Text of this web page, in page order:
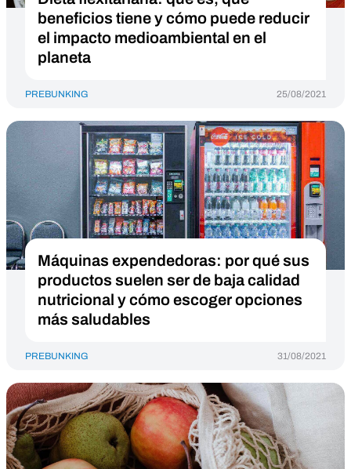
beneficios tiene y cómo puede reducir
el impacto medioambiental en el
planeta
PREBUNKING 25/08/2021
Máquinas expendedoras: por qué sus
productos suelen ser de baja calidad
nutricional y cómo escoger opciones
más saludables
PREBUNKING 31/08/2021